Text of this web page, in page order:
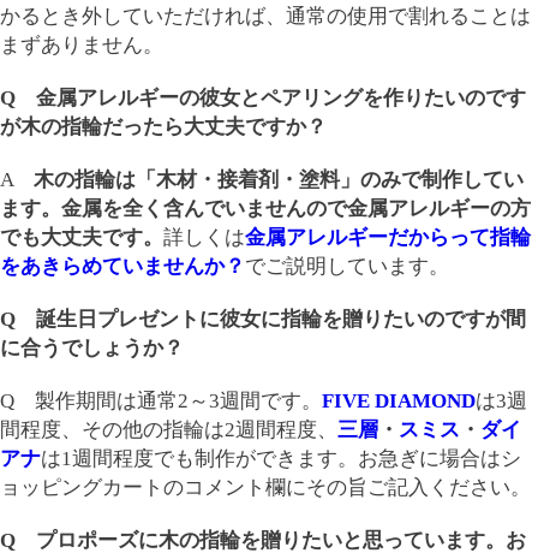
かるとき外していただければ、通常の使用で割れることは
まずありません。
Q 金属アレルギーの彼女とペアリングを作りたいのです
が木の指輪だったら大丈夫ですか？
A 木の指輪は「木材・接着剤・塗料」のみで制作してい
ます。金属を全く含んでいませんので金属アレルギーの方
でも大丈夫です。 詳しくは金属アレルギーだからって指輪
をあきらめていませんか？ でご説明しています。
Q 誕生日プレゼントに彼女に指輪を贈りたいのですが間
に合うでしょうか？
Q 製作期間は通常2～3週間です。 FIVE DIAMONDは3週
間程度、その他の指輪は2週間程度、 三層 ・ スミス ・ ダイ
アナは1週間程度でも制作ができます。お急ぎに場合はシ
ョッピングカートのコメント欄にその旨ご記入ください。
Q プロポーズに木の指輪を贈りたいと思っています。お